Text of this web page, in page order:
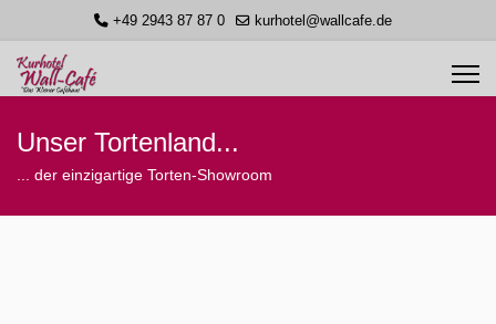
+49 2943 87 87 0 kurhotel@wallcafe.de
Unser Tortenland...
... der einzigartige Torten-Showroom